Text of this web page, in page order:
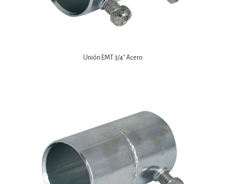
Unión EMT 3/4″ Acero